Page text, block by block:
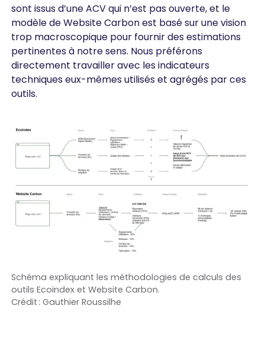
sont issus d’une ACV qui n’est pas ouverte, et le
modèle de Website Carbon est basé sur une vision
trop macroscopique pour fournir des estimations
pertinentes à notre sens. Nous préférons
directement travailler avec les indicateurs
techniques eux-mêmes utilisés et agrégés par ces
outils.
Schéma expliquant les méthodologies de calculs des
outils Ecoindex et Website Carbon.
Crédit : Gauthier Roussilhe